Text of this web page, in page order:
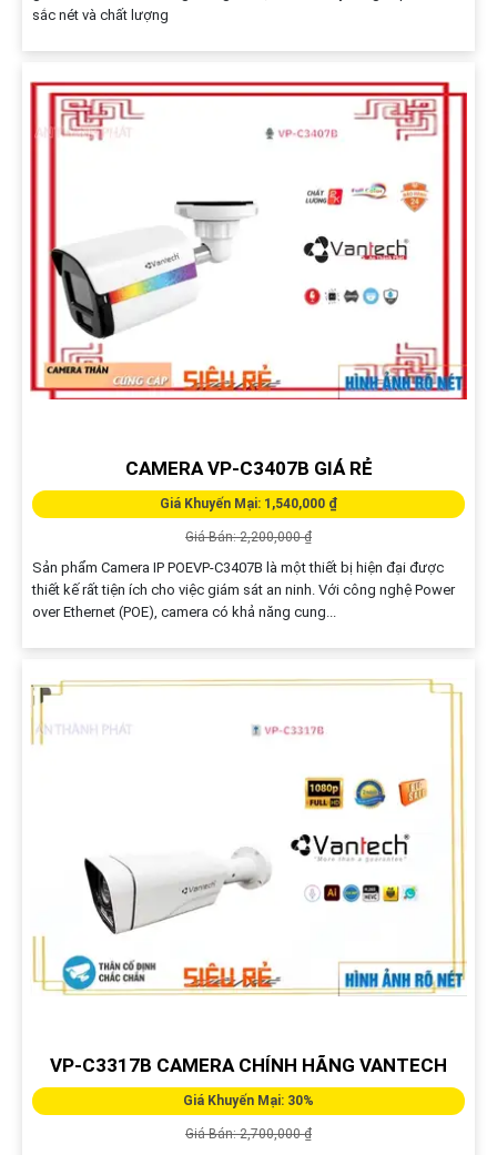
sắc nét và chất lượng
CAMERA VP-C3407B GIÁ RẺ
Giá Khuyến Mại: 1,540,000 ₫
Giá Bán: 2,200,000 ₫
Sản phẩm Camera IP POEVP-C3407B là một thiết bị hiện đại được
thiết kế rất tiện ích cho việc giám sát an ninh. Với công nghệ Power
over Ethernet (POE), camera có khả năng cung...
VP-C3317B CAMERA CHÍNH HÃNG VANTECH
Giá Khuyến Mại: 30%
Giá Bán: 2,700,000 ₫